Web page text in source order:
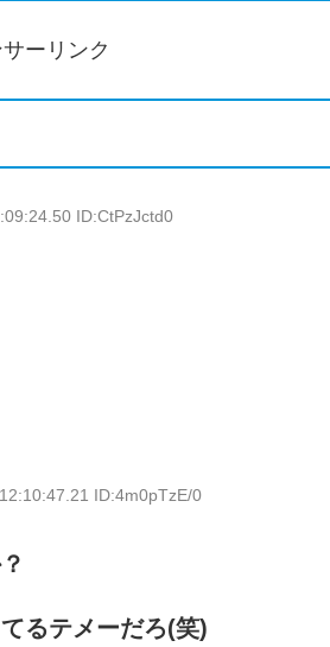
ーリンク
ID:CtPzJctd0
ID:4m0pTzE/0
るテメーだろ(笑)